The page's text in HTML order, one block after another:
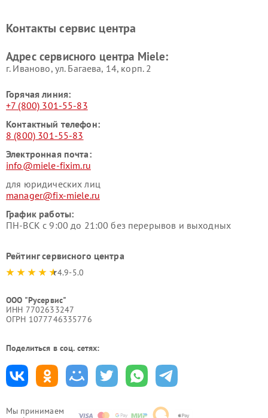
Мы принимаем
Miele
Miele
пылесосов Miele
Контакты сервис центра
Адрес сервисного центра Miele:
г. Иваново, ул. Багаева, 14, корп. 2
Горячая линия:
+7 (800) 301-55-83
Контактный телефон:
8 (800) 301-55-83
Электронная почта:
info@miele-fixim.ru
для юридических лиц
manager@fix-miele.ru
График работы:
ПН-ВСК с 9:00 до 21:00 без перерывов и выходных
Рейтинг сервисного центра
4.9-5.0
ООО "Русервис"
ИНН 7702633247
ОГРН 1077746335776
Поделиться в соц. сетях: